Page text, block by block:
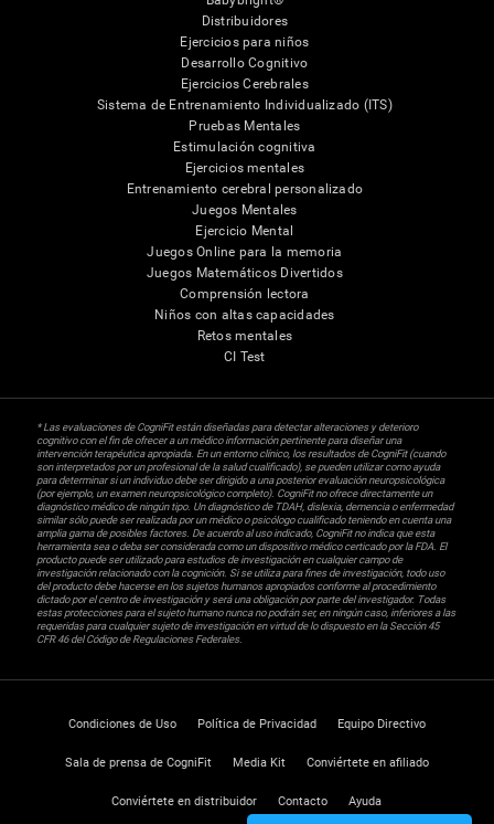
Distribuidores
Ejercicios para niños
Desarrollo Cognitivo
Ejercicios Cerebrales
Sistema de Entrenamiento Individualizado (ITS)
Pruebas Mentales
Estimulación cognitiva
Ejercicios mentales
Entrenamiento cerebral personalizado
Juegos Mentales
Ejercicio Mental
Juegos Online para la memoria
Juegos Matemáticos Divertidos
Comprensión lectora
Niños con altas capacidades
Retos mentales
CI Test
* Las evaluaciones de CogniFit están diseñadas para detectar alteraciones y deterioro
cognitivo con el fin de ofrecer a un médico información pertinente para diseñar una
intervención terapéutica apropiada. En un entorno clínico, los resultados de CogniFit (cuando
son interpretados por un profesional de la salud cualificado), se pueden utilizar como ayuda
para determinar si un individuo debe ser dirigido a una posterior evaluación neuropsicológica
(por ejemplo, un examen neuropsicológico completo). CogniFit no ofrece directamente un
diagnóstico médico de ningún tipo. Un diagnóstico de TDAH, dislexia, demencia o enfermedad
similar sólo puede ser realizada por un médico o psicólogo cualificado teniendo en cuenta una
amplia gama de posibles factores. De acuerdo al uso indicado, CogniFit no indica que esta
herramienta sea o deba ser considerada como un dispositivo médico certicado por la FDA. El
producto puede ser utilizado para estudios de investigación en cualquier campo de
investigación relacionado con la cognición. Si se utiliza para fines de investigación, todo uso
del producto debe hacerse en los sujetos humanos apropiados conforme al procedimiento
dictado por el centro de investigación y será una obligación por parte del investigador. Todas
estas protecciones para el sujeto humano nunca no podrán ser, en ningún caso, inferiores a las
requeridas para cualquier sujeto de investigación en virtud de lo dispuesto en la Sección 45
CFR 46 del Código de Regulaciones Federales.
Condiciones de Uso Política de Privacidad Equipo Directivo
Sala de prensa de CogniFit Media Kit Conviértete en afiliado
Conviértete en distribuidor Contacto Ayuda